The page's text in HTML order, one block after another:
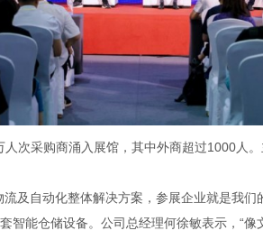
次采购商涌入展馆，其中外商超过1000人
流及自动化整体解决方案，参展企业就是我
智能仓储设备。公司总经理何徐敏表示，“